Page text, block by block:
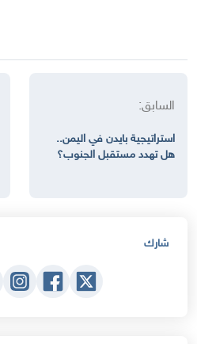
السابق:
استراتيجية بايدن في اليمن..
هل تهدد مستقبل الجنوب؟
شارك